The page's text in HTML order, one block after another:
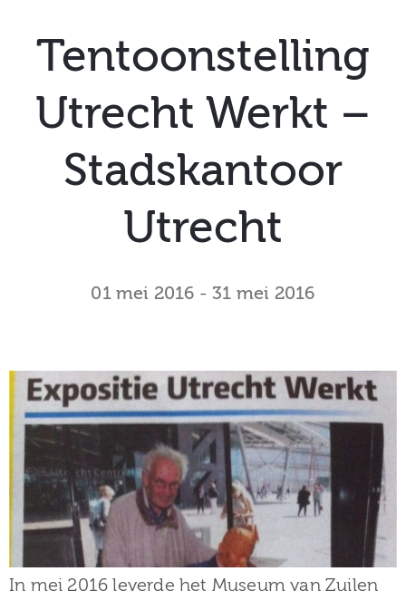
Over het
Zuilen
Collectie
Tentoonstelling
Utrecht Werkt –
Stadskantoor
Utrecht
01 mei 2016 -31 mei 2016
In mei 2016 leverde het Museum van Zuilen